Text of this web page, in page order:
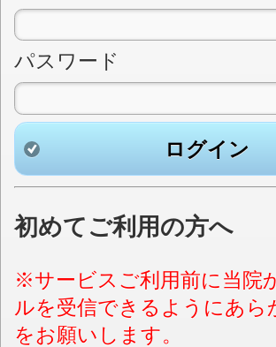
パスワード
ログイン
初めてご利用の方へ
※サービスご利用前に当院
ルを受信できるようにあら
をお願いします。